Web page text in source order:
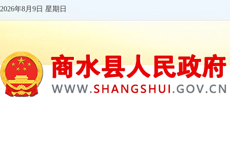
2026年8月9日 星期日